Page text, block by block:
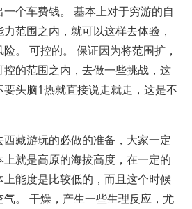
个车费钱。 基本上对于穷游的自
范围之内，就可以这样去体验，
。 可控的。 保证因为将范围扩，
的范围之内，去做一些挑战，这
头脑1热就直接说走就走，这是不
藏游玩的必做的准备，大家一定
就是高原的海拔高度，在一定的
能度是比较低的，而且这个时候
。 干燥，产生一些生理反应，尤